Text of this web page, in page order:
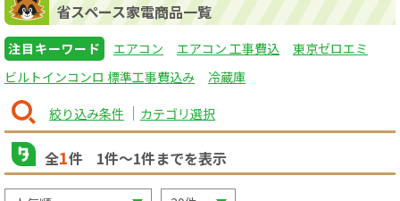
省スペース家電商品一覧
注目キーワード エアコン エアコン 工事費込
東京ゼロエミ
ビルトインコンロ 標準工事費込み
冷蔵庫
絞り込み条件 カテゴリ選択
全1件 1件〜1件までを表示